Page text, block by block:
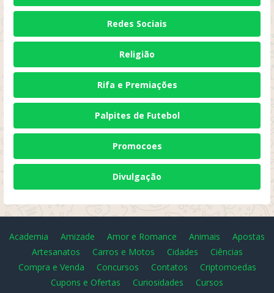
Redes Sociais
Religião
Rifa e Premiações
Palpites de Futebol
Promocoes
Divulgação
Academia Amizade Amor e Romance Animais
Apostas
Artesanatos
Carros e Motos Cidades
Ciências
Compra e Venda
Concursos Contatos
Criptomoedas
Cupons e Ofertas
Curiosidades
Cursos